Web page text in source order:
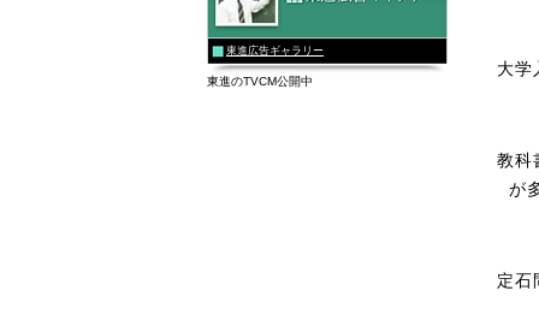
大学
教科
が
定石
東進広告ギャラリー
東進のTVCM公開中